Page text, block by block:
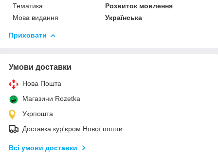
Тематика
Розвиток мовлення
Мова видання
Українська
Приховати
Умови доставки
Нова Пошта
Магазини Rozetka
Укрпошта
Доставка кур'єром Нової пошти
Всі умови доставки